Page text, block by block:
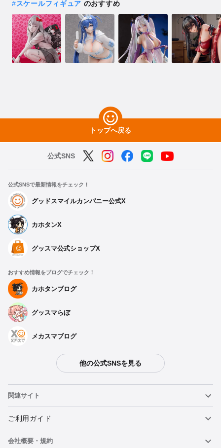
#スケールフィギュア のおすすめ
トップへ戻る
公式SNS
公式SNSで最新情報をチェック！
グッドスマイルカンパニー公式X
カホタンX
グッスマ公式ショップX
おすすめ情報をブログでチェック！
カホタンブログ
グッスマらぼ
メカスマブログ
他の公式SNSを見る
関連サイト
ねんどろいど
ねんどろいどフェイスメーカー
ご利用ガイド
重要なお知らせ
会社概要・規約